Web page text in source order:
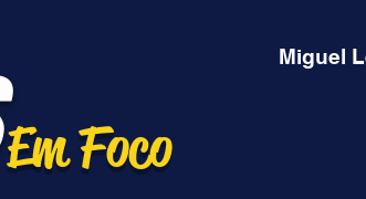
Em Foco
Miguel